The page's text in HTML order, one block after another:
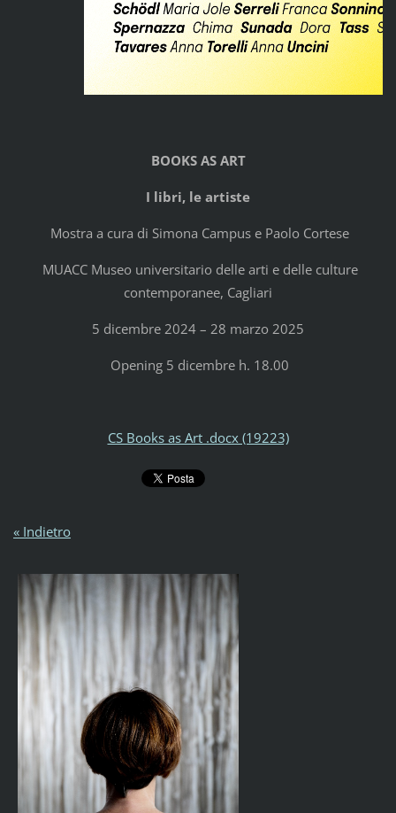
BOOKS AS ART
I libri, le artiste
Mostra a cura di Simona Campus e Paolo Cortese
MUACC Museo universitario delle arti e delle culture
contemporanee, Cagliari
5 dicembre 2024 – 28 marzo 2025
Opening 5 dicembre h. 18.00
CS Books as Art .docx (19223)
« Indietro